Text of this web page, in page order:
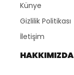
Künye
Gizlilik Politikası
İletişim
HAKKIMIZDA